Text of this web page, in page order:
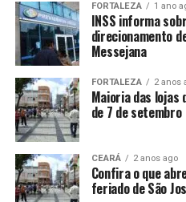
FORTALEZA 1 ano
INSS informa
direcionamento
Messejana
FORTALEZA 2 anos
Maioria das lojas
de 7 de setembro
CEARÁ 2 anos ago
Confira o que
feriado de São